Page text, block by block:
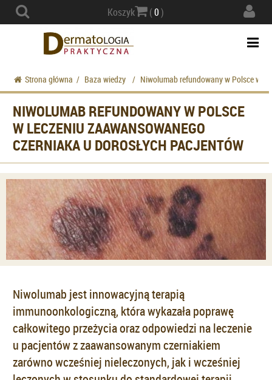
Koszyk (0)
Strona główna / Baza wiedzy / Niwolumab refundowany w Polsce w
NIWOLUMAB REFUNDOWANY W POLSCE
W LECZENIU ZAAWANSOWANEGO
CZERNIAKA U DOROSŁYCH PACJENTÓW
Niwolumab jest innowacyjną terapią
immunoonkologiczną, która wykazała poprawę
całkowitego przeżycia oraz odpowiedzi na leczenie
u pacjentów z zaawansowanym czerniakiem
zarówno wcześniej nieleczonych, jak i wcześniej